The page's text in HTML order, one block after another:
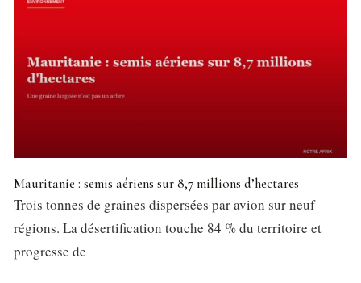
Mauritanie : semis aériens sur 8,7 millions d’hectares
Trois tonnes de graines dispersées par avion sur neuf
régions. La désertification touche 84 % du territoire et
progresse de